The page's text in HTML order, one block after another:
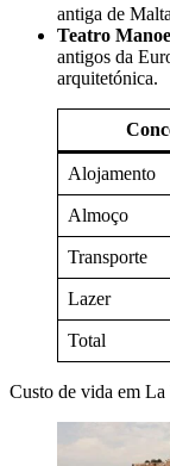
antiga de
Teatro
antigos da
arquitetónica.
Alojamento
Almoço
Transporte
Lazer
Total
Custo de vida em La